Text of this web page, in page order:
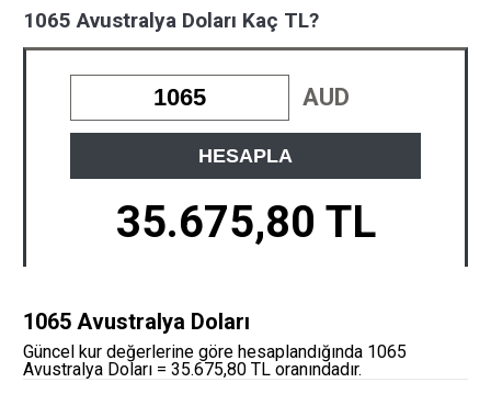
1065 Avustralya Doları Kaç TL?
AUD
HESAPLA
35.675,80 TL
1065 Avustralya Doları
Güncel kur değerlerine göre hesaplandığında 1065
Avustralya Doları = 35.675,80 TL oranındadır.